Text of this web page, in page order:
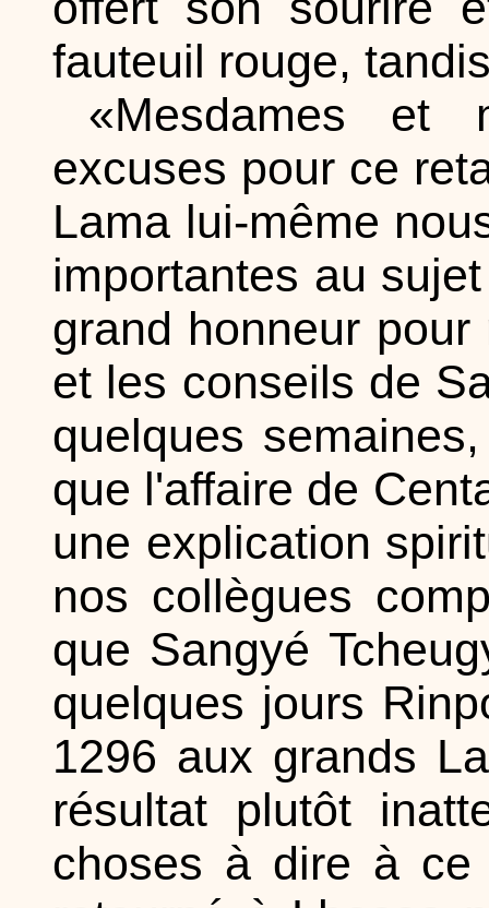
fauteuil rouge,
«Mesdames et
excuses pour ce
Lama lui-même
importantes au
grand honneur
et les conseils de
quelques
que l'affaire de
une explication
nos collègues
que Sangyé
quelques jours
1296 aux grands
résultat plutôt
choses à dire à ce